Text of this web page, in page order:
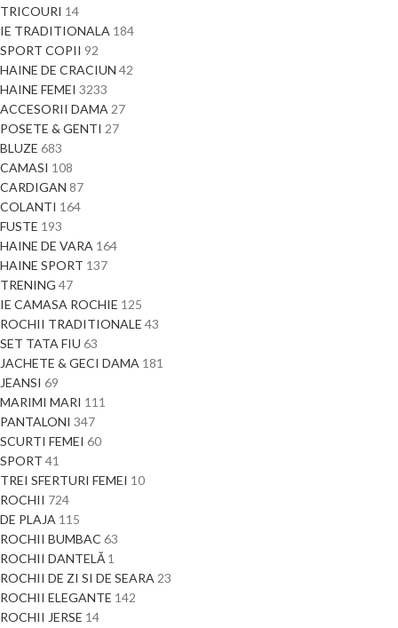
TRICOURI 14
IE TRADITIONALA 184
SPORT COPII 92
HAINE DE CRACIUN 42
HAINE FEMEI 3233
ACCESORII DAMA 27
POSETE & GENTI 27
BLUZE 683
CAMASI 108
CARDIGAN 87
COLANTI 164
FUSTE 193
HAINE DE VARA 164
HAINE SPORT 137
TRENING 47
IE CAMASA ROCHIE 125
ROCHII TRADITIONALE 43
SET TATA FIU 63
JACHETE & GECI DAMA 181
JEANSI 69
MARIMI MARI 111
PANTALONI 347
SCURTI FEMEI 60
SPORT 41
TREI SFERTURI FEMEI 10
ROCHII 724
DE PLAJA 115
ROCHII BUMBAC 63
ROCHII DANTELĂ 1
ROCHII DE ZI SI DE SEARA 23
ROCHII ELEGANTE 142
ROCHII JERSE 14